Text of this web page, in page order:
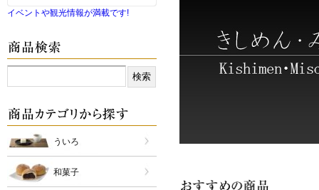
イベントや観光情報が満載です!
ういろ
和菓子